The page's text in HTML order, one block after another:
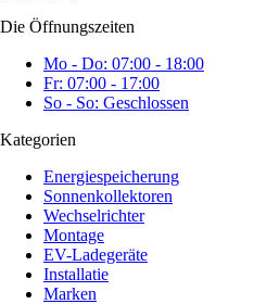
Die Öffnungszeiten
Mo - Do: 07:00 - 18:00
Fr: 07:00 - 17:00
So - So: Geschlossen
Kategorien
Energiespeicherung
Sonnenkollektoren
Wechselrichter
Montage
EV-Ladegeräte
Installatie
Marken